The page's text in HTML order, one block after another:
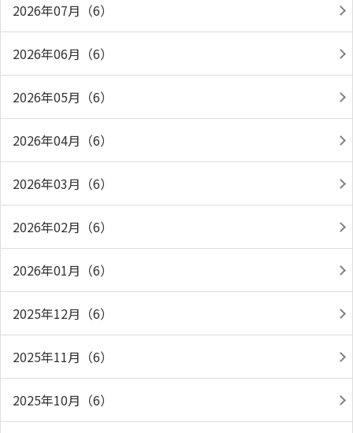
2026年07月（6）
2026年06月（6）
2026年05月（6）
2026年04月（6）
2026年03月（6）
2026年02月（6）
2026年01月（6）
2025年12月（6）
2025年11月（6）
2025年10月（6）